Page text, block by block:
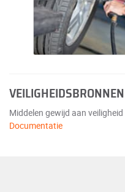
Middelen gewijd aan veiligheid
Documentatie